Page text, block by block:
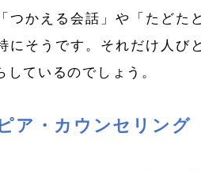
つかえる会話」や「たどた
にそうです。それだけ人び
しているのでしょう。
ア・カウンセリング